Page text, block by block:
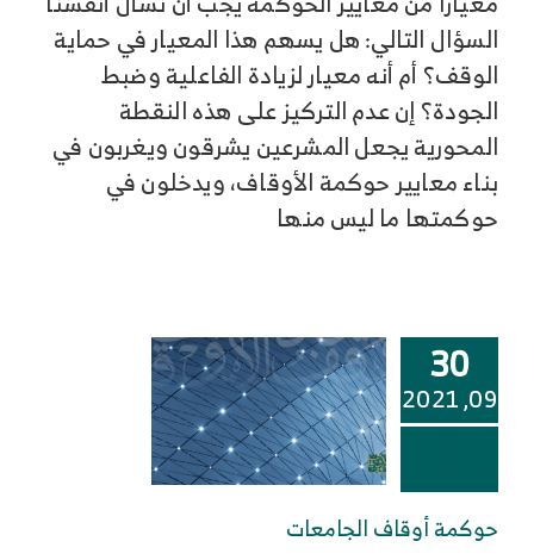
السؤال التالي: هل يسهم هذا المعيار في حماية
الوقف؟ أم أنه معيار لزيادة الفاعلية وضبط
الجودة؟ إن عدم التركيز على هذه النقطة
المحورية يجعل المشرعين يشرقون ويغربون في
بناء معايير حوكمة الأوقاف، ويدخلون في
حوكمتها ما ليس منها
30
09, 2021
حوكمة أوقاف الجامعات